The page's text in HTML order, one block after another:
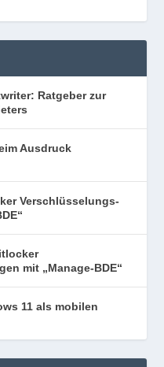
Ratgeber zur
Ausdruck
Verschlüsselungs-
mit „Manage-BDE“
11 als mobilen